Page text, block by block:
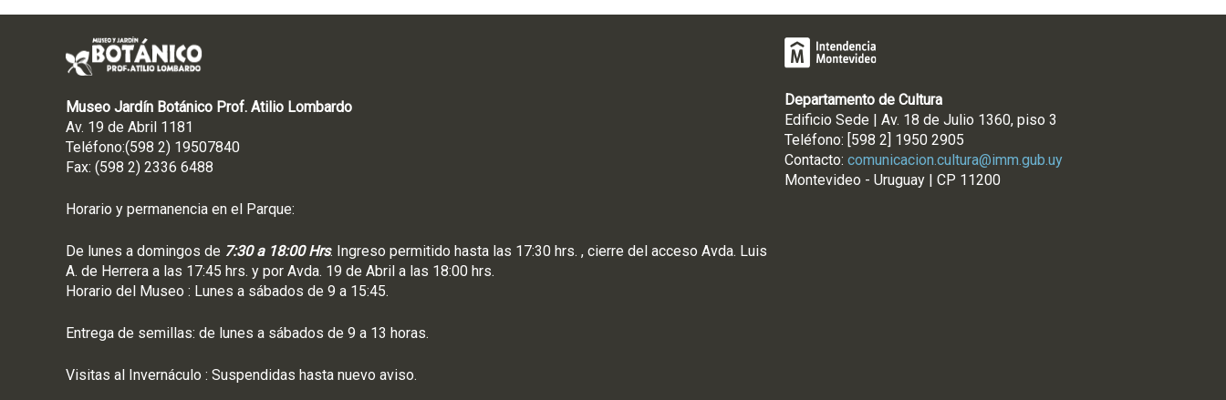
Museo Jardín Botánico Prof. Atilio Lombardo
Av. 19 de Abril 1181
Teléfono:(598 2) 19507840
Fax: (598 2) 2336 6488
Horario y permanencia en el Parque:
De lunes a domingos de 7:30 a 18:00 Hrs. Ingreso permitido hasta las 17:30 hrs. , cierre del acceso Avda. Luis
A. de Herrera a las 17:45 hrs. y por Avda. 19 de Abril a las 18:00 hrs.
Horario del Museo : Lunes a sábados de 9 a 15:45.
Entrega de semillas: de lunes a sábados de 9 a 13 horas.
Visitas al Invernáculo : Suspendidas hasta nuevo aviso.
Departamento de Cultura
Edificio Sede | Av. 18 de Julio 1360, piso 3
Teléfono: [598 2] 1950 2905
Contacto: comunicacion.cultura@imm.gub.uy
Montevideo - Uruguay | CP 11200